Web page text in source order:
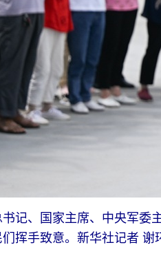
记、国家主席、中央军委
挥手致意。新华社记者 谢